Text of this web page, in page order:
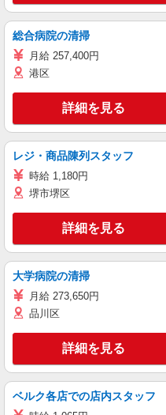
総合病院の清掃
月給 257,400円
港区
詳細を見る
レジ・商品陳列スタッフ
時給 1,180円
堺市堺区
詳細を見る
大学病院の清掃
月給 273,650円
品川区
詳細を見る
ベルク各店での店内スタッフ